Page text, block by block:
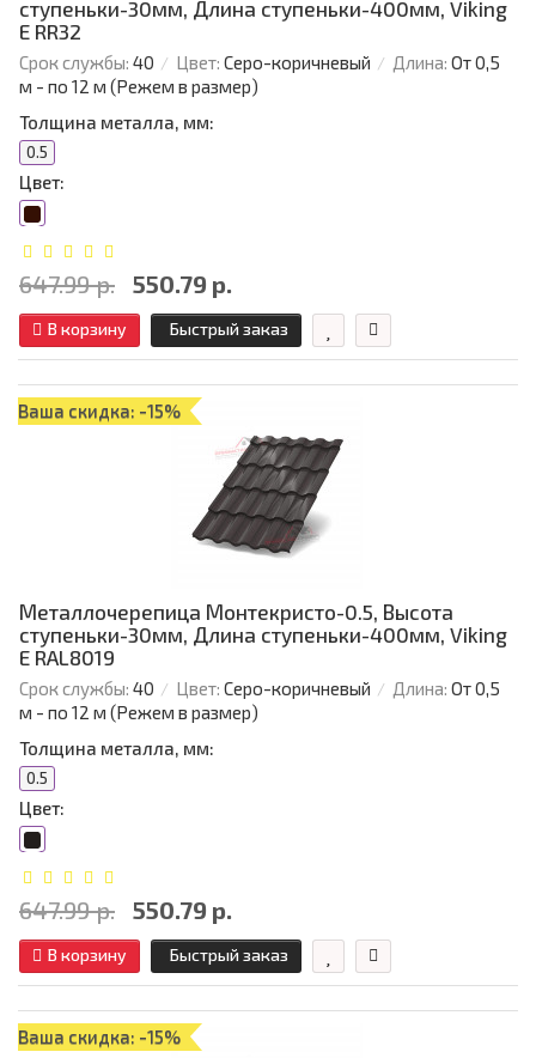
ступеньки-30мм, Длина ступеньки-400мм, Viking
E RR32
Срок службы: 40 Цвет: Серо-коричневый Длина: От 0,5
м - по 12 м (Режем в размер)
Толщина металла, мм:
0.5
Цвет:
647.99 р. 550.79 р.
В корзину Быстрый заказ
Ваша скидка: -15%
Металлочерепица Монтекристо-0.5, Высота
ступеньки-30мм, Длина ступеньки-400мм, Viking
E RAL8019
Срок службы: 40 Цвет: Серо-коричневый Длина: От 0,5
м - по 12 м (Режем в размер)
Толщина металла, мм:
0.5
Цвет:
647.99 р. 550.79 р.
В корзину Быстрый заказ
Ваша скидка: -15%